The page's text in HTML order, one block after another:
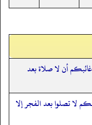
أن لا صلاة بعد
لا تصلوا بعد الفجر إلا